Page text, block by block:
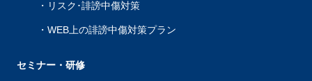
リスク･誹謗中傷対策
WEB上の誹謗中傷対策プラン
セミナー・研修